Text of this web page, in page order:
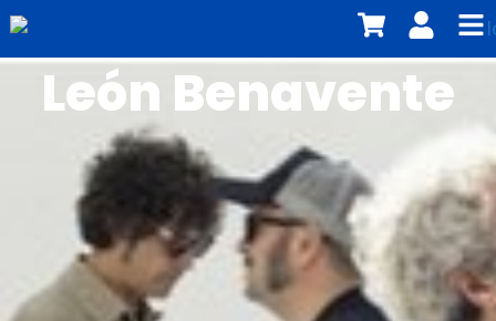
León Benavente